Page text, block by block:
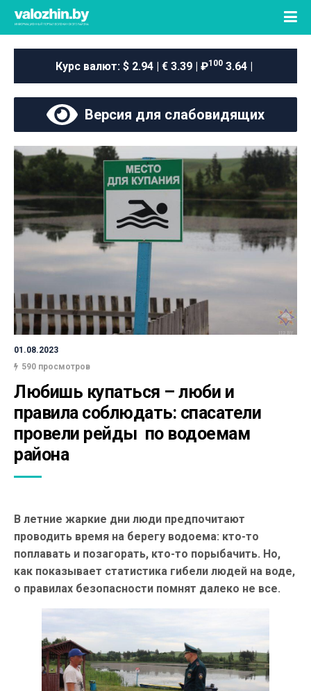
Курс валют: $ 2.94 | € 3.39 | ₽100 3.64 |
Версия для слабовидящих
01.08.2023
590 просмотров
Любишь купаться – люби и
правила соблюдать: спасатели
провели рейды  по водоемам
района
В летние жаркие дни люди предпочитают
проводить время на берегу водоема: кто-то
поплавать и позагорать, кто-то порыбачить. Но,
как показывает статистика гибели людей на воде,
о правилах безопасности помнят далеко не все.